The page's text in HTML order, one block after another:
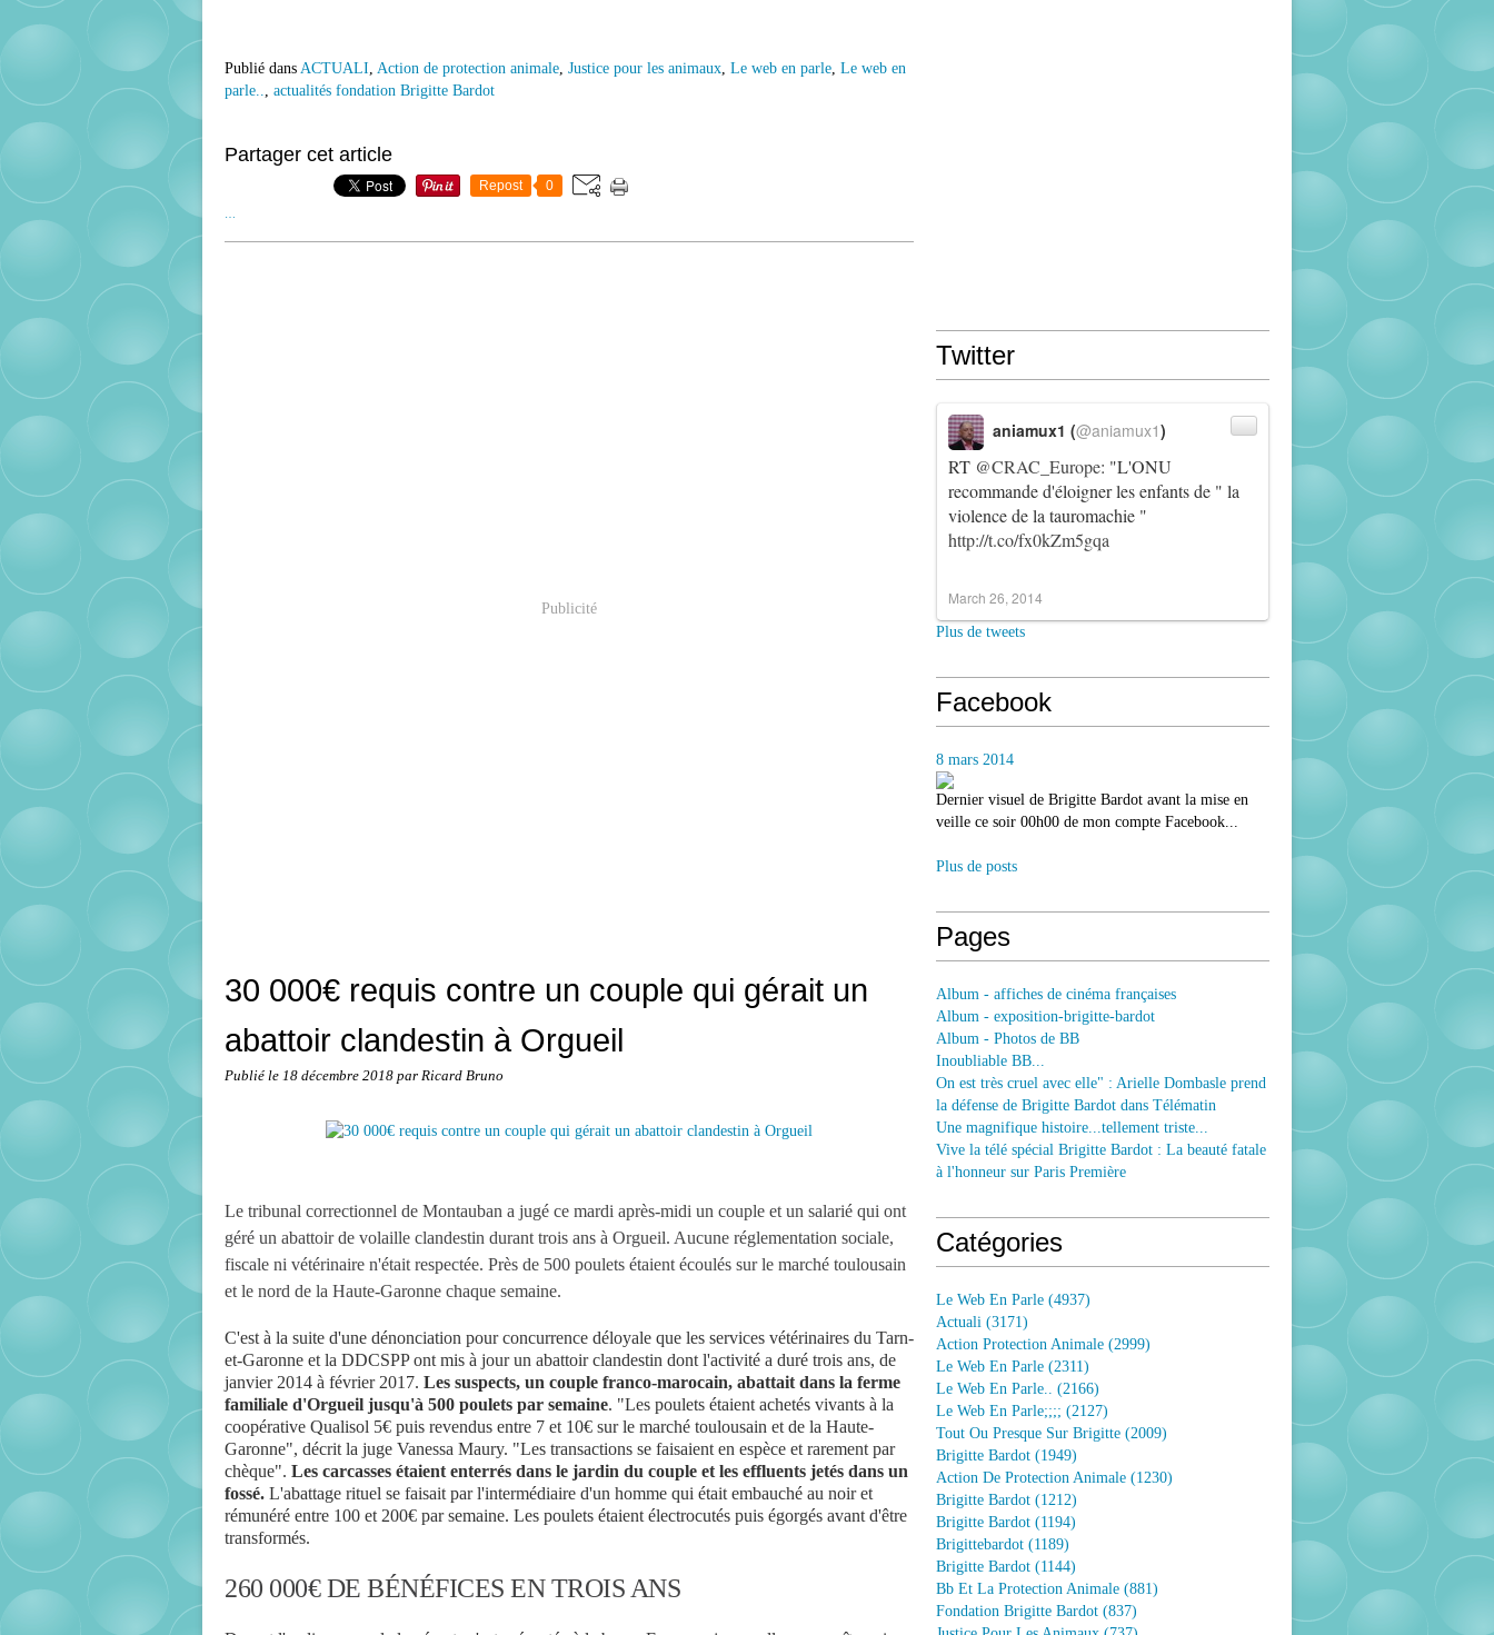
Publié dans ACTUALI, Action de protection animale, Justice pour les animaux, Le web en parle, Le web en
parle.., actualités fondation Brigitte Bardot
Partager cet article
Repost 0
Publicité
30 000€ requis contre un couple qui gérait un
abattoir clandestin à Orgueil
Publié le 18 décembre 2018 par Ricard Bruno
Le tribunal correctionnel de Montauban a jugé ce mardi après-midi un couple et un salarié qui ont
géré un abattoir de volaille clandestin durant trois ans à Orgueil. Aucune réglementation sociale,
fiscale ni vétérinaire n'était respectée. Près de 500 poulets étaient écoulés sur le marché toulousain
et le nord de la Haute-Garonne chaque semaine.
C'est à la suite d'une dénonciation pour concurrence déloyale que les services vétérinaires du Tarn-
et-Garonne et la DDCSPP ont mis à jour un abattoir clandestin dont l'activité a duré trois ans, de
janvier 2014 à février 2017. Les suspects, un couple franco-marocain, abattait dans la ferme
familiale d'Orgueil jusqu'à 500 poulets par semaine. "Les poulets étaient achetés vivants à la
coopérative Qualisol 5€ puis revendus entre 7 et 10€ sur le marché toulousain et de la Haute-
Garonne", décrit la juge Vanessa Maury. "Les transactions se faisaient en espèce et rarement par
chèque". Les carcasses étaient enterrés dans le jardin du couple et les effluents jetés dans un
fossé. L'abattage rituel se faisait par l'intermédiaire d'un homme qui était embauché au noir et
rémunéré entre 100 et 200€ par semaine. Les poulets étaient électrocutés puis égorgés avant d'être
transformés.
260 000€ DE BÉNÉFICES EN TROIS ANS
Twitter
RT @CRAC_Europe: "L'ONU
recommande d'éloigner les enfants de " la
violence de la tauromachie "
http://t.co/fx0kZm5gqa
aniamux1 (@aniamux1)
March 26, 2014
Plus de tweets
Facebook
8 mars 2014
Dernier visuel de Brigitte Bardot avant la mise en
veille ce soir 00h00 de mon compte Facebook...
Plus de posts
Pages
Album - affiches de cinéma françaises
Album - exposition-brigitte-bardot
Album - Photos de BB
Inoubliable BB...
On est très cruel avec elle" : Arielle Dombasle prend
la défense de Brigitte Bardot dans Télématin
Une magnifique histoire...tellement triste...
Vive la télé spécial Brigitte Bardot : La beauté fatale
à l'honneur sur Paris Première
Catégories
Le Web En Parle (4937)
Actuali (3171)
Action Protection Animale (2999)
Le Web En Parle (2311)
Le Web En Parle.. (2166)
Le Web En Parle;;;; (2127)
Tout Ou Presque Sur Brigitte (2009)
Brigitte Bardot (1949)
Action De Protection Animale (1230)
Brigitte Bardot (1212)
Brigitte Bardot (1194)
Brigittebardot (1189)
Brigitte Bardot (1144)
Bb Et La Protection Animale (881)
Fondation Brigitte Bardot (837)